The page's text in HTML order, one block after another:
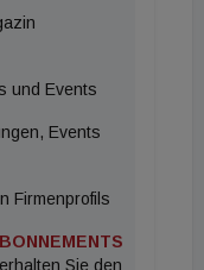
dem Ziel, die
erste
Konferenz bildet
Jahres einem
und Events
Events
Firmenprofils
Sie den